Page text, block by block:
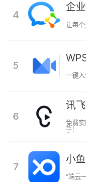
4
企
让每
5
一键
6
讯
免费
手！
7
小
“端云